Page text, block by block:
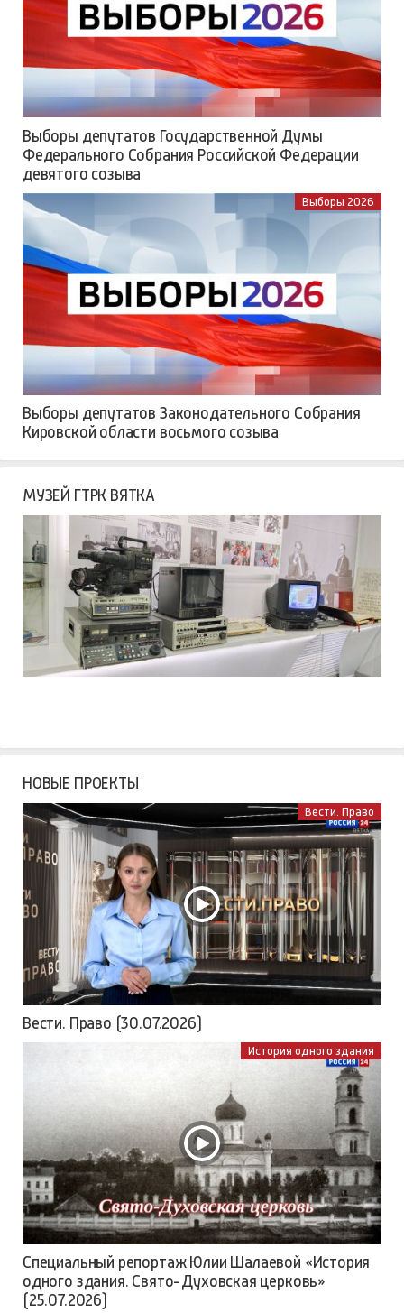
Выборы депутатов Государственной Думы
Федерального Собрания Российской Федерации
девятого созыва
Выборы 2026
Выборы депутатов Законодательного Собрания
Кировской области восьмого созыва
МУЗЕЙ ГТРК ВЯТКА
НОВЫЕ ПРОЕКТЫ
Вести. Право
Вести. Право (30.07.2026)
История одного здания
Специальный репортаж Юлии Шалаевой «История
одного здания. Свято-Духовская церковь»
(25.07.2026)